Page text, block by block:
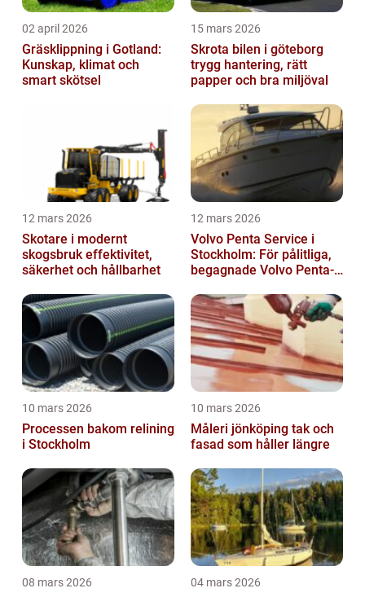
02 april 2026
Gräsklippning i Gotland:
Kunskap, klimat och
smart skötsel
15 mars 2026
Skrota bilen i göteborg
trygg hantering, rätt
papper och bra miljöval
12 mars 2026
Skotare i modernt
skogsbruk effektivitet,
säkerhet och hållbarhet
12 mars 2026
Volvo Penta Service i
Stockholm: För pålitliga,
begagnade Volvo Penta-
10 mars 2026
Processen bakom relining
i Stockholm
10 mars 2026
Måleri jönköping tak och
fasad som håller längre
08 mars 2026 04 mars 2026